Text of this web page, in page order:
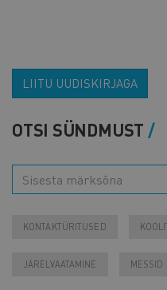
LIITU UUDISKIRJAGA
OTSI SÜNDMUST
KONTAKTÜRITUSED
JÄRELVAATAMINE MESSID